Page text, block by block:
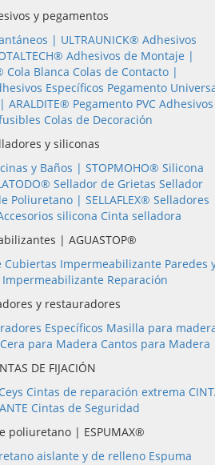
y pegamentos
Adhesivos Instantáneos | ULTRAUNICK® Adhesivos
Adhesivos de Montaje |
Cola Blanca
Colas de Contacto |
Específicos Pegamento
Pegamento Epoxi | ARALDITE® Pegamento PVC Adhesivos
Colas de Decoración
y siliconas
Silicona para Cocinas y Baños | STOPMOHO® Silicona
Sellador de Grietas Sellador
Masilla de Poliuretano | SELLAFLEX® Selladores
silicona Cinta selladora
| AGUASTOP®
Cubiertas Impermeabilizante Paredes
Impermeabilizante Reparación
y restauradores
Específicos Masilla para
Cera para Madera Cantos para Madera
DE FIJACIÓN
Cintas de reparación extrema
Cintas de Seguridad
poliuretano | ESPUMAX®
aislante y de relleno Espuma